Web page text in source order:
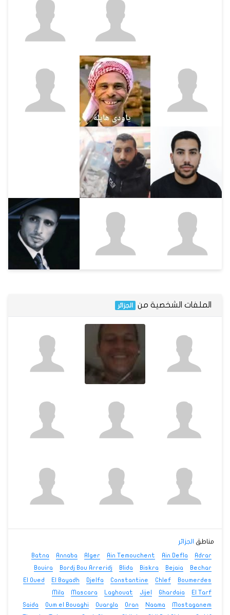
الملفات الشخصية من الجزائر
مناطق الجزائر
Adrar
Ain Defla
Ain Temouchent
Alger
Annaba
Batna
Bechar
Bejaia
Biskra
Blida
Bordj Bou Arreridj
Bouira
Boumerdes
Chlef
Constantine
Djelfa
El Bayadh
El Oued
El Tarf
Ghardaia
Jijel
Laghouat
Mascara
Mila
Mostaganem
Naama
Oran
Ouargla
Oum el Bouaghi
Saida